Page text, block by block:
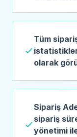
Tüm
olarak
Sipariş
sipariş
yönetimi